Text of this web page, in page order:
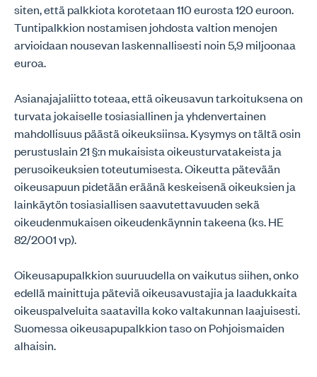
siten, että palkkiota korotetaan 110 eurosta 120 euroon.
Tuntipalkkion nostamisen johdosta valtion menojen
arvioidaan nousevan laskennallisesti noin 5,9 miljoonaa
euroa.
Asianajajaliitto toteaa, että oikeusavun tarkoituksena on
turvata jokaiselle tosiasiallinen ja yhdenvertainen
mahdollisuus päästä oikeuksiinsa. Kysymys on tältä osin
perustuslain 21 §:n mukaisista oikeusturvatakeista ja
perusoikeuksien toteutumisesta. Oikeutta pätevään
oikeusapuun pidetään eräänä keskeisenä oikeuksien ja
lainkäytön tosiasiallisen saavutettavuuden sekä
oikeudenmukaisen oikeudenkäynnin takeena (ks. HE
82/2001 vp).
Oikeusapupalkkion suuruudella on vaikutus siihen, onko
edellä mainittuja päteviä oikeusavustajia ja laadukkaita
oikeuspalveluita saatavilla koko valtakunnan laajuisesti.
Suomessa oikeusapupalkkion taso on Pohjoismaiden
alhaisin.